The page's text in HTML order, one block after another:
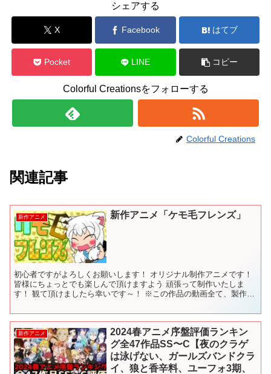
シェアする
X Facebook はてブ
Pocket LINE コピー
Colorful Creationsをフォローする
Colorful Creations
関連記事
新作アニメ 新作アニメ「ケモ毛フレンズ」
初心者ですがよろしくお願いします！ オリジナル制作アニメです！
皆様にちょっとでも楽しんで頂けますよう 頑張って制作いたしま
す！ 観て頂けましたら幸いです～！ ※この作品の動画全て、製作者
新作アニメ
2024春アニメ序盤評価ランキン
グ全47作品SS〜C【夜のクラゲ
は泳げない、ガールズバンドクラ
イ、狼と香辛料、ユーフォ3期、